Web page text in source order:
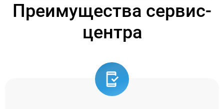
Преимущества сервис-
центра